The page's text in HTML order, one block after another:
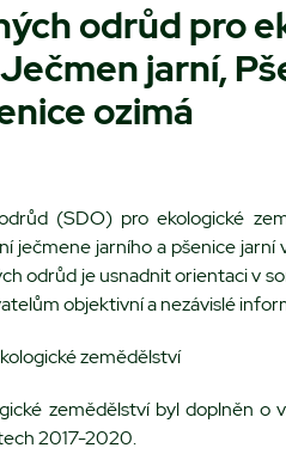
odrůd pro
jarní,
ozimá
(SDO) pro ekologické
ječmene jarního a pšenice jarní
odrůd je usnadnit orientaci v
objektivní a nezávislé
zemědělství
zemědělství byl doplněn o
2017-2020.